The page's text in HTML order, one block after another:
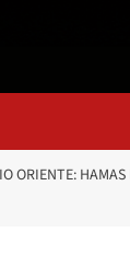
ORIENTE: